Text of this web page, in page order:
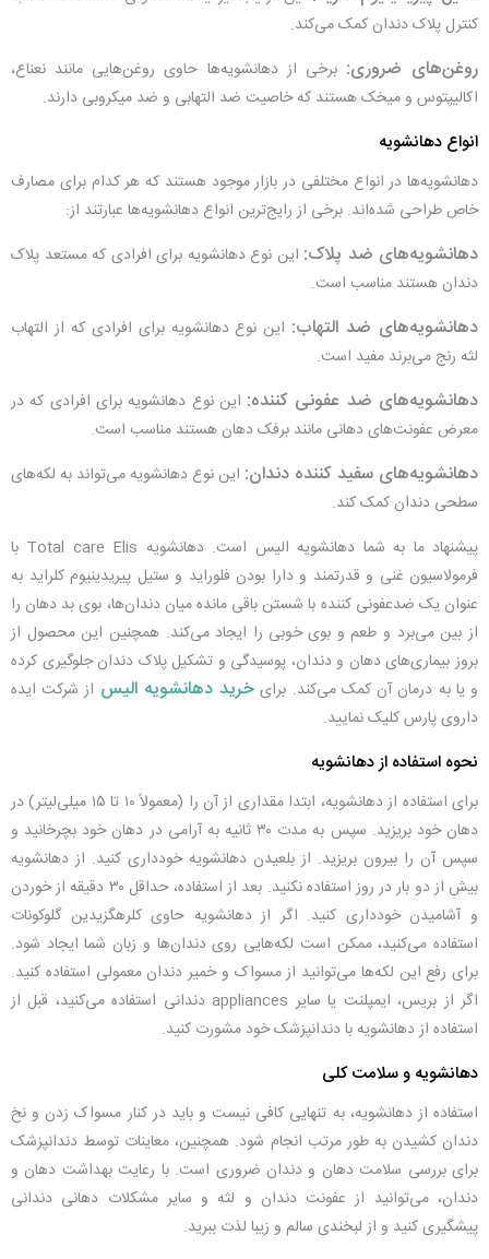
کنترل پلاک دندان کمک می‌کند.
روغن‌های ضروری: برخی از دهانشویه‌ها حاوی روغن‌هایی مانند نعناع،
اکالیپتوس و میخک هستند که خاصیت ضد التهابی و ضد میکروبی دارند.
انواع دهانشویه
دهانشویه‌ها در انواع مختلفی در بازار موجود هستند که هر کدام برای مصارف
خاص طراحی شده‌اند. برخی از رایج‌ترین انواع دهانشویه‌ها عبارتند از:
دهانشویه‌های ضد پلاک: این نوع دهانشویه برای افرادی که مستعد پلاک
دندان هستند مناسب است.
دهانشویه‌های ضد التهاب: این نوع دهانشویه برای افرادی که از التهاب
لثه رنج می‌برند مفید است.
دهانشویه‌های ضد عفونی کننده: این نوع دهانشویه برای افرادی که در
معرض عفونت‌های دهانی مانند برفک دهان هستند مناسب است.
دهانشویه‌های سفید کننده دندان: این نوع دهانشویه می‌تواند به لکه‌های
سطحی دندان کمک کند.
پیشنهاد ما به شما دهانشویه الیس است. دهانشویه Total care Elis با
فرمولاسیون غنی و قدرتمند و دارا بودن فلوراید و ستیل پیریدینیوم کلراید به
عنوان یک ضدعفونی کننده با شستن باقی مانده میان دندان‌ها، بوی بد دهان را
از بین می‌برد و طعم و بوی خوبی را ایجاد می‌کند. همچنین این محصول از
بروز بیماری‌های دهان و دندان، پوسیدگی و تشکیل پلاک دندان جلوگیری کرده
و یا به درمان آن کمک می‌کند. برای خرید دهانشویه الیس از شرکت ایده
داروی پارس کلیک نمایید.
نحوه استفاده از دهانشویه
برای استفاده از دهانشویه، ابتدا مقداری از آن را (معمولاً ۱۰ تا ۱۵ میلی‌لیتر) در
دهان خود بریزید. سپس به مدت ۳۰ ثانیه به آرامی در دهان خود بچرخانید و
سپس آن را بیرون بریزید. از بلعیدن دهانشویه خودداری کنید. از دهانشویه
بیش از دو بار در روز استفاده نکنید. بعد از استفاده، حداقل ۳۰ دقیقه از خوردن
و آشامیدن خودداری کنید. اگر از دهانشویه حاوی کلرهگزیدین گلوکونات
استفاده می‌کنید، ممکن است لکه‌هایی روی دندان‌ها و زبان شما ایجاد شود.
برای رفع این لکه‌ها می‌توانید از مسواک و خمیر دندان معمولی استفاده کنید.
اگر از بریس، ایمپلنت یا سایر appliances دندانی استفاده می‌کنید، قبل از
استفاده از دهانشویه با دندانپزشک خود مشورت کنید.
دهانشویه و سلامت کلی
استفاده از دهانشویه، به تنهایی کافی نیست و باید در کنار مسواک زدن و نخ
دندان کشیدن به طور مرتب انجام شود. همچنین، معاینات توسط دندانپزشک
برای بررسی سلامت دهان و دندان ضروری است. با رعایت بهداشت دهان و
دندان، می‌توانید از عفونت دندان و لثه و سایر مشکلات دهانی دندانی
پیشگیری کنید و از لبخندی سالم و زیبا لذت ببرید.